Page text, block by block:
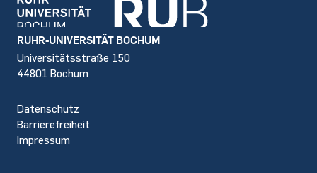
Footer
RUHR-UNIVERSITÄT BOCHUM
Universitätsstraße 150
44801 Bochum
Datenschutz
Barrierefreiheit
Impressum